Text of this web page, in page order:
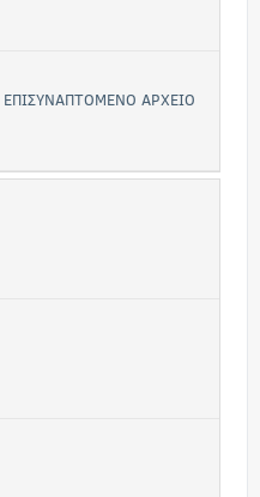
ΑΡΧΕΙΟ